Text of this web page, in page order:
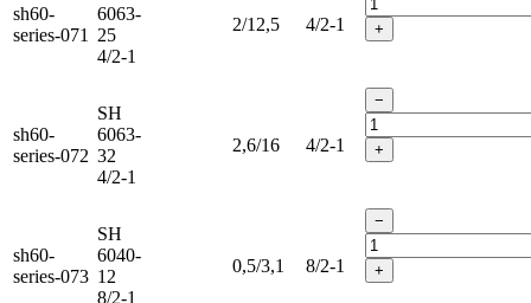
sh60-
series-071
6063-
25
4/2-1
2/12,5 4/2-1 +
sh60-
series-072
SH
6063-
32
4/2-1
2,6/16 4/2-1
−
+
sh60-
series-073
SH
6040-
12
8/2-1
0,5/3,1 8/2-1
−
+